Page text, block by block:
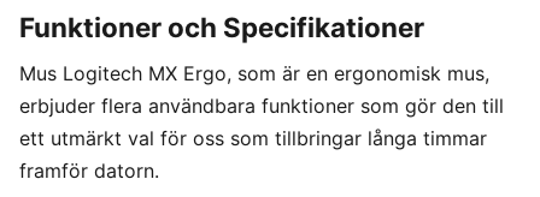
Funktioner och Specifikationer
Mus Logitech MX Ergo, som är en ergonomisk mus,
erbjuder flera användbara funktioner som gör den till
ett utmärkt val för oss som tillbringar långa timmar
framför datorn.